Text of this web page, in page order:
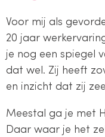
Voor mij als
20 jaar
je nog een spiegel
dat wel. Zij heeft
en inzicht dat zij
Meestal ga je met
Daar waar je het